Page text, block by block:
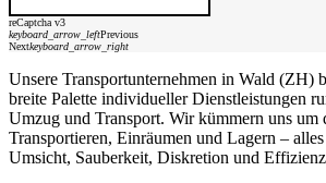
reCaptcha v3
keyboard_arrow_leftPrevious
Nextkeyboard_arrow_right
Unsere Transportunternehmen in Wald (ZH)
breite Palette individueller Dienstleistungen
Umzug und Transport. Wir kümmern uns um
Transportieren, Einräumen und Lagern –
Umsicht, Sauberkeit, Diskretion und